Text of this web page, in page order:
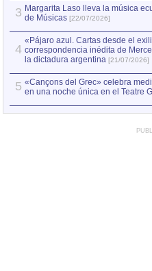
3 Margarita Laso lleva la música
de Músicas [22/07/2026]
4
«Pájaro azul. Cartas desde el
correspondencia inédita de
la dictadura argentina [21/07/2026]
5 «Cançons del Grec» celebra
en una noche única en el Teatre